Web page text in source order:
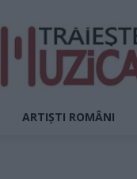
ARTIȘTI ROMÂNI